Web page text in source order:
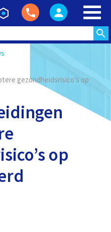
gezondheidsrisico’s op
op